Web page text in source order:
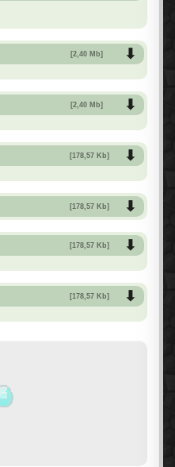
[2,40 Mb]
[2,40 Mb]
[178,57 Kb]
[178,57 Kb]
[178,57 Kb]
[178,57 Kb]